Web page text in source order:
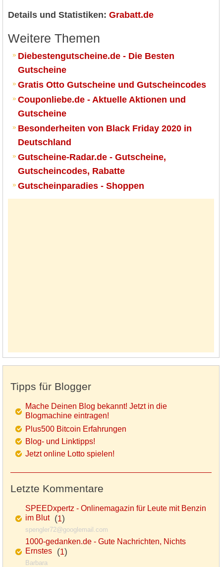
Details und Statistiken: Grabatt.de
Weitere Themen
Diebestengutscheine.de - Die Besten
Gutscheine
Gratis Otto Gutscheine und Gutscheincodes
Couponliebe.de - Aktuelle Aktionen und
Gutscheine
Besonderheiten von Black Friday 2020 in
Deutschland
Gutscheine-Radar.de - Gutscheine,
Gutscheincodes, Rabatte
Gutscheinparadies - Shoppen
Tipps für Blogger
Mache Deinen Blog bekannt! Jetzt in die
Blogmachine eintragen!
Plus500 Bitcoin Erfahrungen
Blog- und Linktipps!
Jetzt online Lotto spielen!
Letzte Kommentare
SPEEDxpertz - Onlinemagazin für Leute mit Benzin
im Blut(1)
spengler72@googlemail.com
1000-gedanken.de - Gute Nachrichten, Nichts
Ernstes (1)
Barbara